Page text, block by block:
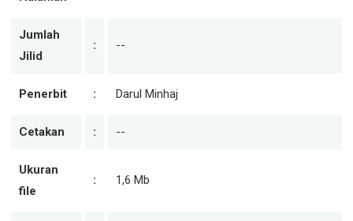
Jumlah
Jilid
: --
Penerbit : Darul Minhaj
Cetakan : --
Ukuran
file
: 1,6 Mb